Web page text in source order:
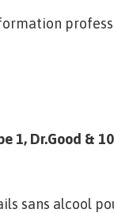
1, Dr.Good &
sans alcool